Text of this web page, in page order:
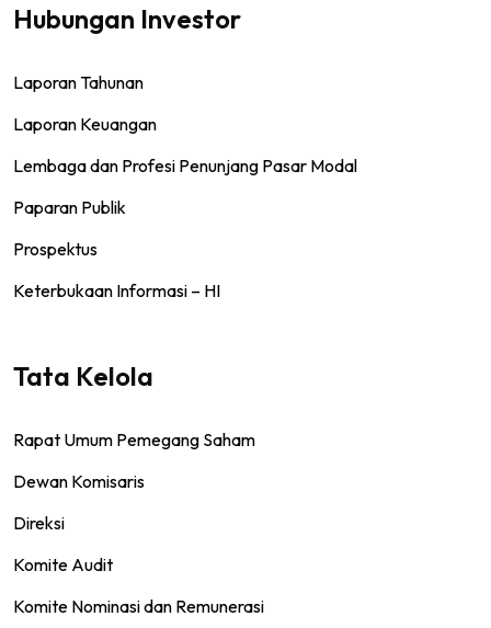
Hubungan Investor
Laporan Tahunan
Laporan Keuangan
Lembaga dan Profesi Penunjang Pasar Modal
Paparan Publik
Prospektus
Keterbukaan Informasi – HI
Tata Kelola
Rapat Umum Pemegang Saham
Dewan Komisaris
Direksi
Komite Audit
Komite Nominasi dan Remunerasi